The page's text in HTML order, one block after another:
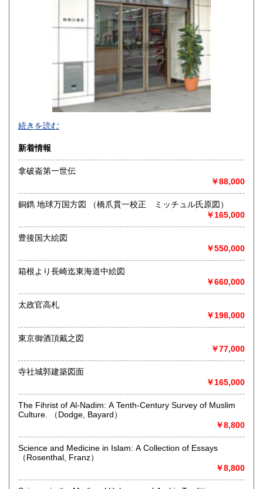
770円 大分県
770円 鹿児島県
1,210円
創業1932年、京都で和洋古書の販売・学術出版を行っていま
す。江戸期以前の和本、古文書、古地図、古美術品から学術
蔵書の買取も承りますので、お気軽にご相談ください。
●古書在庫は、倉庫にて管理しております。
店頭で商品をご覧になりたい場合は、事前にご連絡くださ
いませ。
●古書バーゲンセール
ＨＰ、X（旧Twitter）等でお知らせいたします。
http://www.rinsen.com/kosho-bargain.htm
●ホームページでは、弊社出版物（新刊書）もご案内しており
ます。
http://www.rinsen.com
最寄駅：出町柳駅下車徒歩1分
営業時間：午前9時〜午後5時半
書籍の買取について
詳細はHPをご覧ください⇒http://www.rinsen.com/kaitori.htm
◆ 古典籍(古筆切、古写経、古写本、五山版、寺院版、古活
字版、江戸期写本、版本、奈良絵本、絵巻、絵入本、古地
図、刷り物、昔のかるた類など)
◆ 古書籍(人文科学系学術専門書、明治・大正・昭和初期に
続きを読む
新着情報
拿破崙第一世伝
￥88,000
銅鐫 地球万国方図 （橋爪貫一校正 ミッチュル氏原図）
￥165,000
豊後国大絵図
￥550,000
箱根より長崎迄東海道中絵図
￥660,000
太政官高札
￥198,000
東京御酒頂戴之図
￥77,000
寺社城郭建築図面
￥165,000
The Fihrist of Al-Nadim: A Tenth-Century Survey of Muslim
Culture. （Dodge, Bayard）
￥8,800
Science and Medicine in Islam: A Collection of Essays
（Rosenthal, Franz）
￥8,800